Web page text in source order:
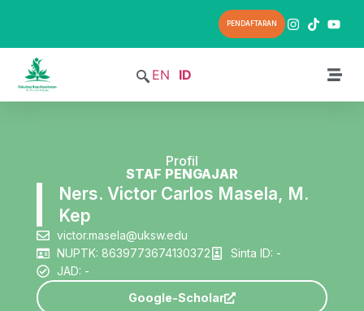
PENDAFTARAN
EN ID
Profil
STAF PENGAJAR
Ners. Victor Carlos Masela, M.
Kep
victor.masela@uksw.edu
NUPTK: 8639773674130372
Sinta ID: -
JAD: -
Google-Scholar